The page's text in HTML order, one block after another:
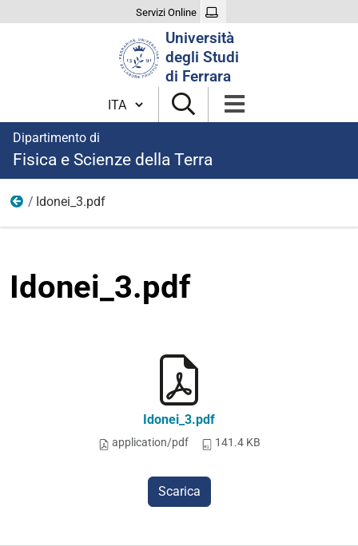
Servizi Online
Università
degli Studi
di Ferrara
Cambia lingua
Dipartimento di
Fisica e Scienze della Terra
anni precedenti
Idonei_3.pdf
Idonei_3.pdf
Idonei_3.pdf
application/pdf 141.4 KB
Scarica